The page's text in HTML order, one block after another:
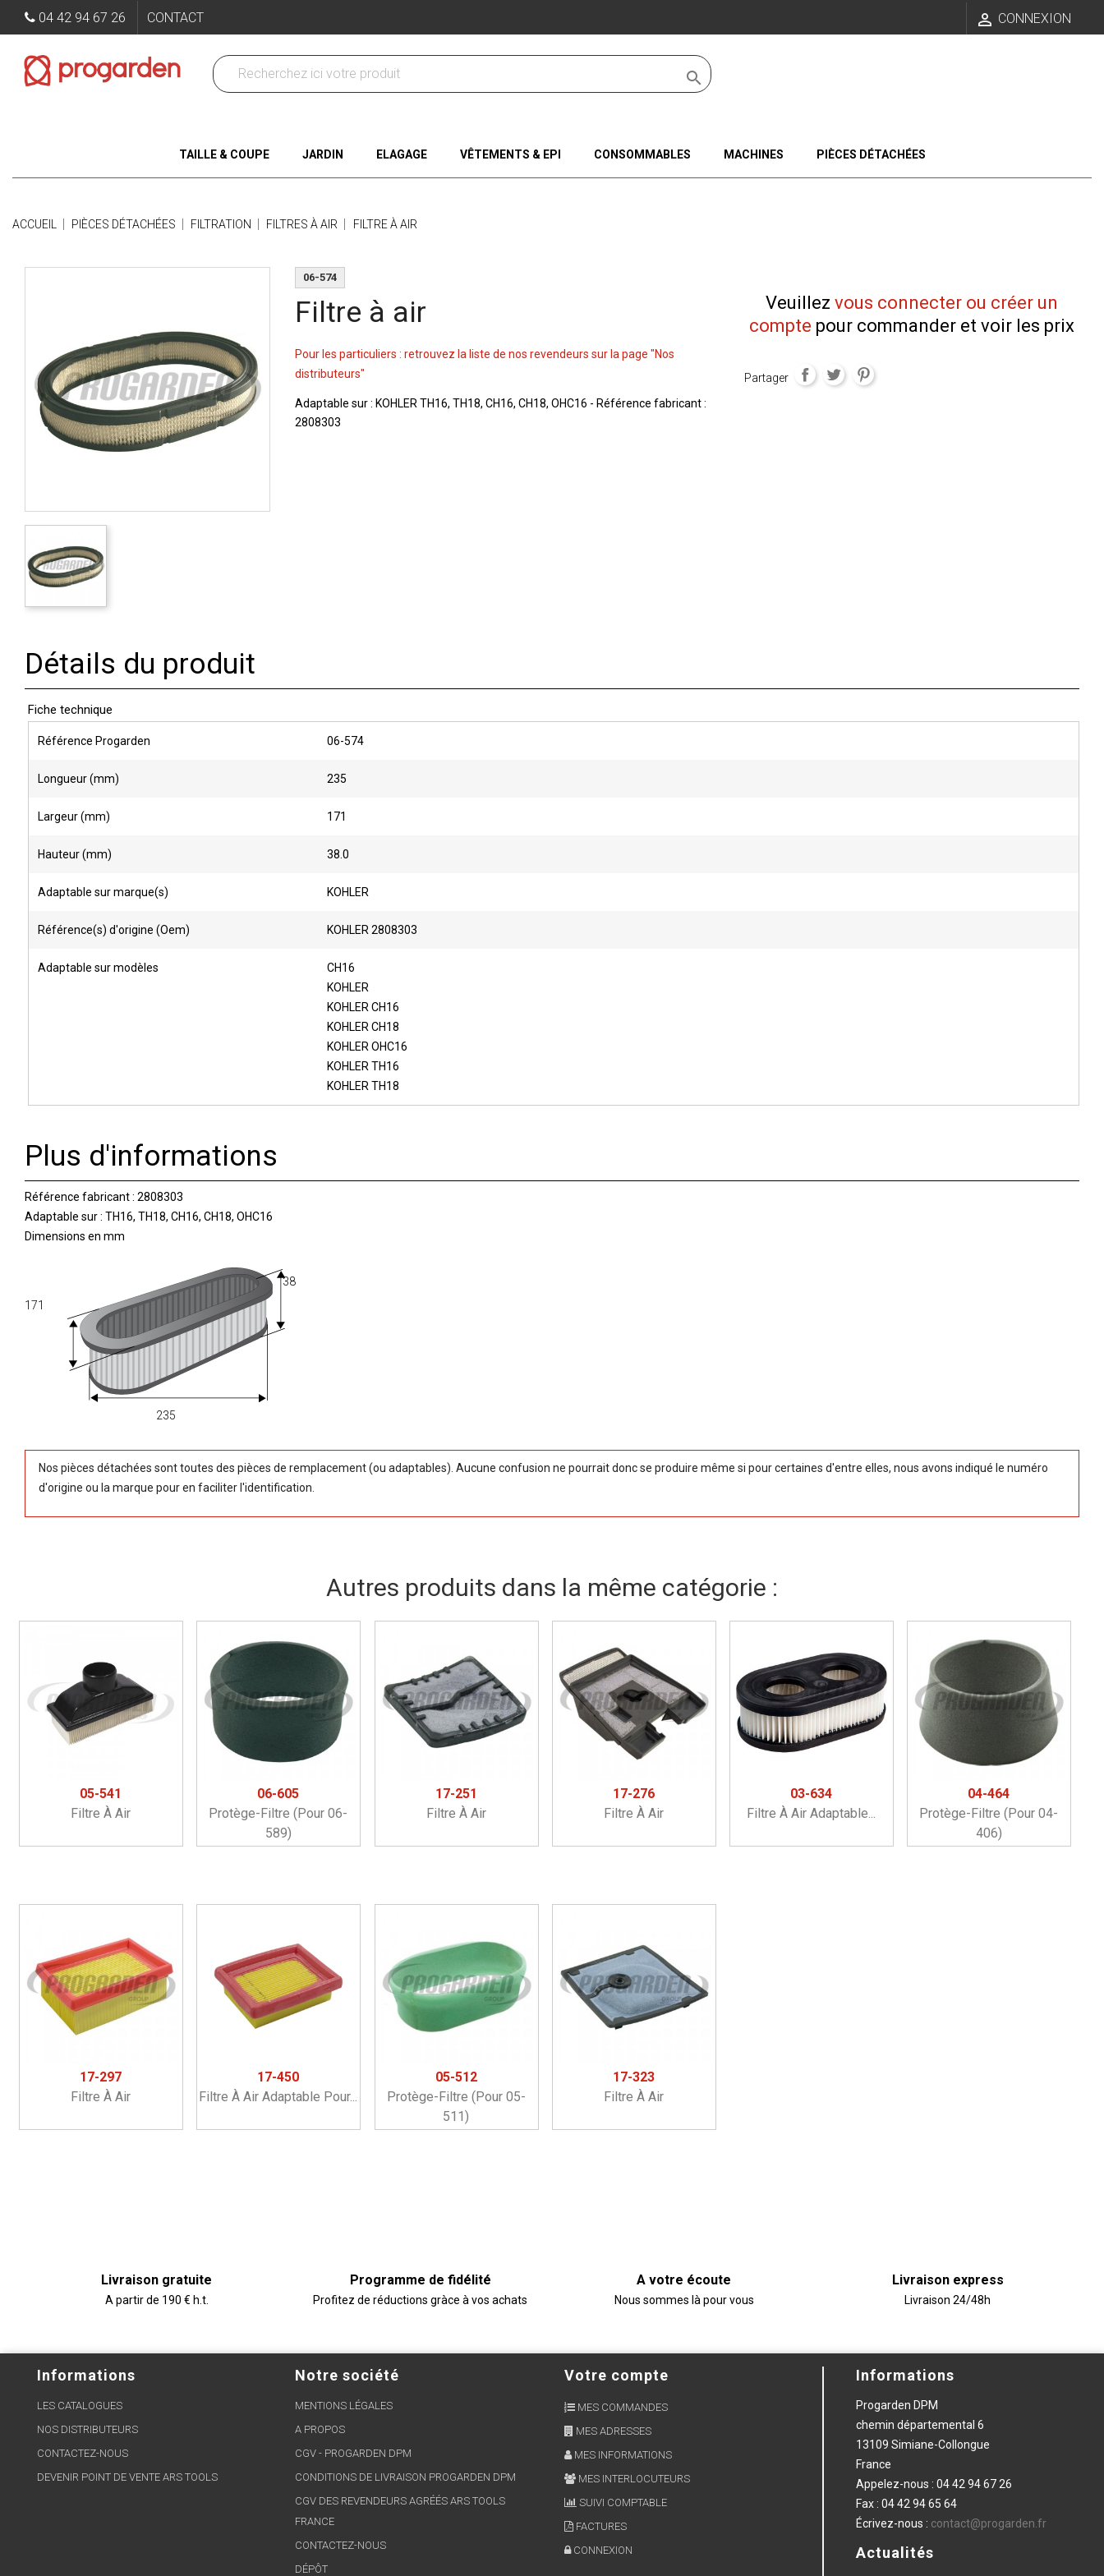
04 42 94 67 26 CONTACT  CONNEXION

TAILLE & COUPE JARDIN ELAGAGE VÊTEMENTS & EPI CONSOMMABLES MACHINES PIÈCES DÉTACHÉES
ACCUEIL PIÈCES DÉTACHÉES FILTRATION FILTRES À AIR FILTRE À AIR
06-574
Filtre à air
Pour les particuliers : retrouvez la liste de nos revendeurs sur la page "Nos
distributeurs"
Adaptable sur : KOHLER TH16, TH18, CH16, CH18, OHC16 - Référence fabricant :
2808303
Veuillez vous connecter ou créer un
compte pour commander et voir les prix
Partager
Détails du produit
Fiche technique
Référence Progarden 06-574
Longueur (mm) 235
Largeur (mm) 171
Hauteur (mm) 38.0
Adaptable sur marque(s) KOHLER
Référence(s) d'origine (Oem) KOHLER 2808303
Adaptable sur modèles
CH16
KOHLER
KOHLER CH16
KOHLER CH18
KOHLER OHC16
KOHLER TH16
KOHLER TH18
Plus d'informations
Référence fabricant : 2808303
Adaptable sur : TH16, TH18, CH16, CH18, OHC16
Dimensions en mm
171
38
235
Nos pièces détachées sont toutes des pièces de remplacement (ou adaptables). Aucune confusion ne pourrait donc se produire même si pour certaines d'entre elles, nous avons indiqué le numéro
d'origine ou la marque pour en faciliter l'identification.
Autres produits dans la même catégorie :
05-541
Filtre À Air
06-605
Protège-Filtre (pour 06-
589)
17-251
Filtre À Air
17-276
Filtre À Air
03-634
Filtre À Air Adaptable...
04-464
Protège-Filtre (pour 04-
406)
17-297
Filtre À Air
17-450
Filtre À Air Adaptable Pour...
05-512
Protège-Filtre (pour 05-
511)
17-323
Filtre À Air
Livraison gratuite
A partir de 190 € h.t.
Programme de fidélité
Profitez de réductions gràce à vos achats
A votre écoute
Nous sommes là pour vous
Livraison express
Livraison 24/48h
Informations
LES CATALOGUES
NOS DISTRIBUTEURS
CONTACTEZ-NOUS
DEVENIR POINT DE VENTE ARS TOOLS
Notre société
MENTIONS LÉGALES
A PROPOS
CGV - PROGARDEN DPM
CONDITIONS DE LIVRAISON PROGARDEN DPM
CGV DES REVENDEURS AGRÉÉS ARS TOOLS
FRANCE
CONTACTEZ-NOUS
DÉPÔT
Votre compte
MES COMMANDES
MES ADRESSES
MES INFORMATIONS
MES INTERLOCUTEURS
SUIVI COMPTABLE
FACTURES
CONNEXION
Informations
Progarden DPM
chemin départemental 6
13109 Simiane-Collongue
France
Appelez-nous : 04 42 94 67 26
Fax : 04 42 94 65 64
Écrivez-nous : contact@progarden.fr
Actualités